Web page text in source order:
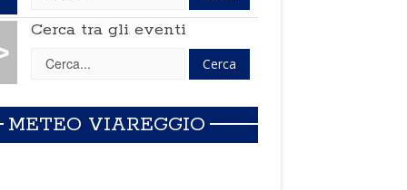
Cerca tra gli eventi
METEO VIAREGGIO